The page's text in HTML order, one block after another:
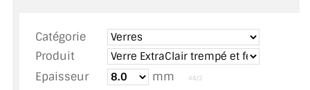
TOUS LES TARIFS AU M2
GUIDE : CHOIX PAR UTILISATION
Catégorie
Produit
Epaisseur
mm 44/2